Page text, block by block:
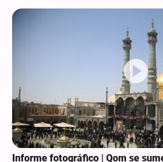
Informe fotográfico | Qom se